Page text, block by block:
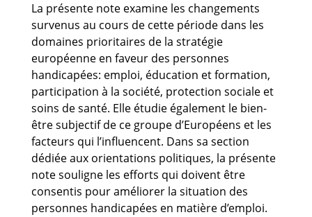
La présente note examine les changements
survenus au cours de cette période dans les
domaines prioritaires de la stratégie
européenne en faveur des personnes
handicapées: emploi, éducation et formation,
participation à la société, protection sociale et
soins de santé. Elle étudie également le bien-
être subjectif de ce groupe d’Européens et les
facteurs qui l’influencent. Dans sa section
dédiée aux orientations politiques, la présente
note souligne les efforts qui doivent être
consentis pour améliorer la situation des
personnes handicapées en matière d’emploi.